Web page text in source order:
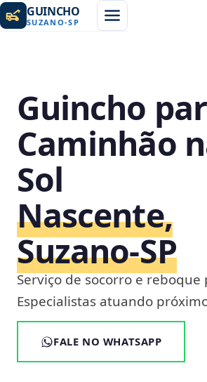
GUINCHO
SUZANO-SP
Guincho
Caminhão
Sol
Nascente,
Suzano‑SP
Serviço de socorro e reboque
Especialistas atuando
FALE NO WHATSAPP